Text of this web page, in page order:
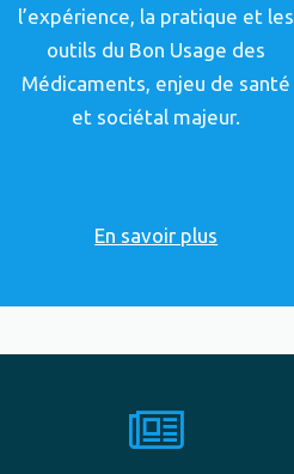
l’expérience, la pratique et les
outils du Bon Usage des
Médicaments, enjeu de santé
et sociétal majeur.
En savoir plus